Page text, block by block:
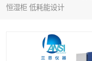
恒湿柜 低耗能设计